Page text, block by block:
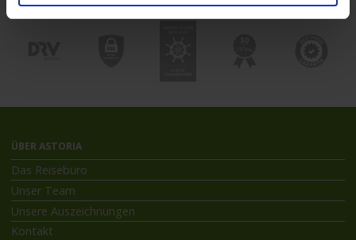
ÜBER ASTORIA
Das Reisebüro
Unser Team
Unsere Auszeichnungen
Kontakt